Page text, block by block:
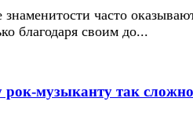
часто
благодаря своим до...
музыканту так сложно